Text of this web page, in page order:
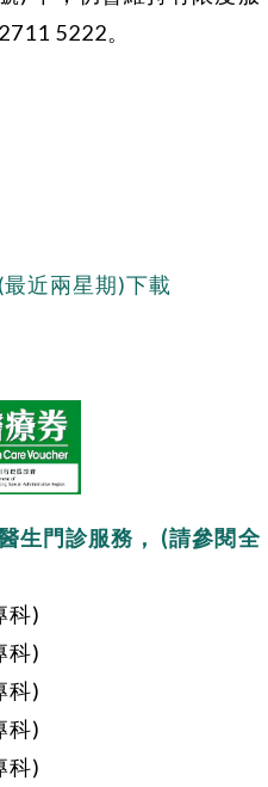
5222。
近兩星期)下載
生門診服務， (請參閱全
科)
科)
科)
科)
科)